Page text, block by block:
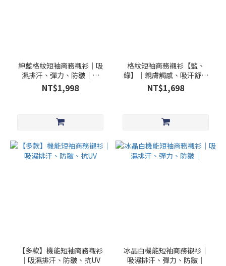
紳藍格紋短袖商務襯衫│吸
濕排汗、彈力、防皺｜貨
號：MST_24001
NT$1,998
格紋短袖商務襯衫【藍、
綠】│親膚觸感、吸汗舒適
｜
NT$1,698
【多款】機能短袖商務襯衫
｜吸濕排汗、防皺、抗UV
冰晶白機能短袖商務襯衫｜
吸濕排汗、彈力、防皺｜